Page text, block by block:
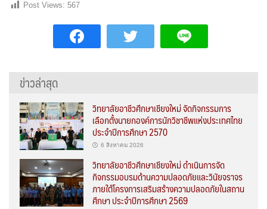
Post Views: 567
ข่าวล่าสุด
วิทยาลัยอาชีวศึกษาเชียงใหม่ จัดกิจกรรมการ
เลือกตั้งนายกองค์การนักวิชาชีพแห่งประเทศไทย
ประจำปีการศึกษา 2570
6 สิงหาคม 2026
วิทยาลัยอาชีวศึกษาเชียงใหม่ ดำเนินการจัด
กิจกรรมอบรมด้านความปลอดภัยและวินัยจราจร
ภายใต้โครงการเสริมสร้างความปลอดภัยในสถาน
ศึกษา ประจำปีการศึกษา 2569